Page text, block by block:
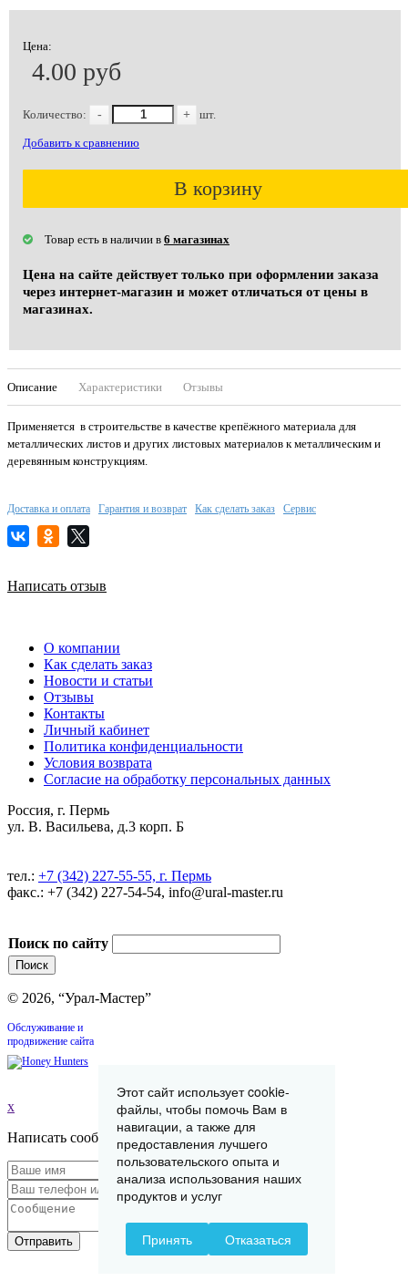
Цена:
4.00 руб
Количество: - + шт.
Добавить к сравнению
В корзину
Товар есть в наличии в 6 магазинах
Цена на сайте действует только при оформлении заказа
через интернет-магазин и может отличаться от цены в
магазинах.
Описание Характеристики Отзывы
Применяется в строительстве в качестве крепёжного материала для
металлических листов и других листовых материалов к металлическим и
деревянным конструкциям.
Доставка и оплата Гарантия и возврат Как сделать заказ Сервис
Написать отзыв
О компании
Как сделать заказ
Новости и статьи
Отзывы
Контакты
Личный кабинет
Политика конфиденциальности
Условия возврата
Согласие на обработку персональных данных
Россия, г. Пермь
ул. В. Васильева, д.3 корп. Б
тел.: +7 (342) 227-55-55, г. Пермь
факс.: +7 (342) 227-54-54, info@ural-master.ru
Поиск по сайту
© 2026, “Урал-Мастер”
Обслуживание и
продвижение сайта
x
Написать сообщение
Отправить
Этот сайт использует cookie-
файлы, чтобы помочь Вам в
навигации, а также для
предоставления лучшего
пользовательского опыта и
анализа использования наших
продуктов и услуг
Принять Отказаться